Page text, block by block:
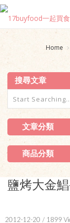
Home
搜尋文章
文章分類
商品分類
鹽烤大金
2012-12-20 / 1899